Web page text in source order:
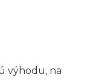
výhodu, na